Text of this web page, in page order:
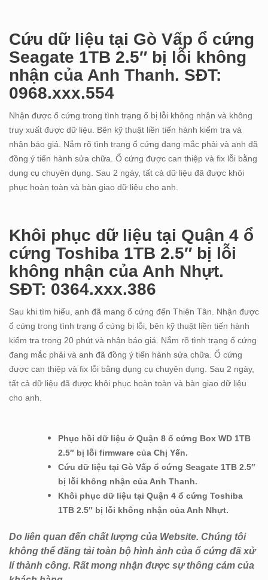
Cứu dữ liệu tại Gò Vấp ổ cứng
Seagate 1TB 2.5″ bị lỗi không
nhận của Anh Thanh. SĐT:
0968.xxx.554
Nhận được ổ cứng trong tình trạng ổ bị lỗi không nhận và không
truy xuất được dữ liệu. Bên kỹ thuật liền tiến hành kiểm tra và
nhận báo giá. Nắm rõ tình trạng ổ cứng đang mắc phải và anh đã
đồng ý tiến hành sửa chữa. Ổ cứng được can thiệp và fix lỗi bằng
dụng cụ chuyên dụng. Sau 2 ngày, tất cả dữ liệu đã được khôi
phục hoàn toàn và bàn giao dữ liệu cho anh.
Khôi phục dữ liệu tại Quận 4 ổ
cứng Toshiba 1TB 2.5″ bị lỗi
không nhận của Anh Nhựt.
SĐT: 0364.xxx.386
Sau khi tìm hiểu, anh đã mang ổ cứng đến Thiên Tân. Nhận được
ổ cứng trong tình trạng ổ cứng bị lỗi, bên kỹ thuật liền tiến hành
kiểm tra trong 20 phút và nhận báo giá. Nắm rõ tình trạng ổ cứng
đang mắc phải và anh đã đồng ý tiến hành sửa chữa. Ổ cứng
được can thiệp và fix lỗi bằng dụng cụ chuyên dụng. Sau 2 ngày,
tất cả dữ liệu đã được khôi phục hoàn toàn và bàn giao dữ liệu
cho anh.
Phục hồi dữ liệu ở Quận 8 ổ cứng Box WD 1TB
2.5″ bị lỗi firmware của Chị Yến.
Cứu dữ liệu tại Gò Vấp ổ cứng Seagate 1TB 2.5″
bị lỗi không nhận của Anh Thanh.
Khôi phục dữ liệu tại Quận 4 ổ cứng Toshiba
1TB 2.5″ bị lỗi không nhận của Anh Nhựt.
Do liên quan đến chất lượng của Website. Chúng tôi
không thể đăng tải toàn bộ hình ảnh của ổ cứng đã xử
lí thành công. Rất mong nhận được sự thông cảm của